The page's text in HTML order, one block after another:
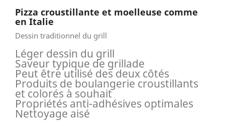
Pizza croustillante et moelleuse comme
en Italie
Dessin traditionnel du grill
Léger dessin du grill
Saveur typique de grillade
Peut être utilisé des deux côtés
Produits de boulangerie croustillants
et colorés à souhait
Propriétés anti-adhésives optimales
Nettoyage aisé